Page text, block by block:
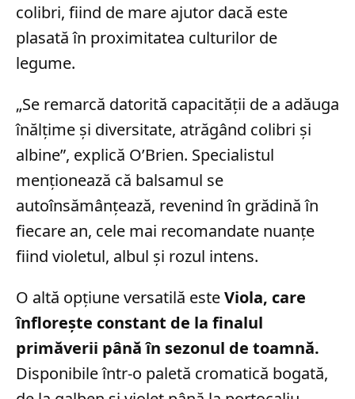
colibri, fiind de mare ajutor dacă este
plasată în proximitatea culturilor de
legume.
„Se remarcă datorită capacității de a adăuga
înălțime și diversitate, atrăgând colibri și
albine”, explică O’Brien. Specialistul
menționează că balsamul se
autoînsămânțează, revenind în grădină în
fiecare an, cele mai recomandate nuanțe
fiind violetul, albul și rozul intens.
O altă opțiune versatilă esteViola, care
înflorește constant de la finalul
primăverii până în sezonul de toamnă.
Disponibile într-o paletă cromatică bogată,